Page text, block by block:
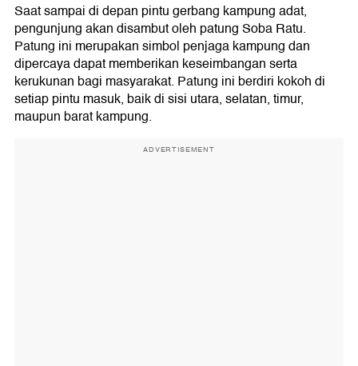
Saat sampai di depan pintu gerbang kampung adat,
pengunjung akan disambut oleh patung Soba Ratu.
Patung ini merupakan simbol penjaga kampung dan
dipercaya dapat memberikan keseimbangan serta
kerukunan bagi masyarakat. Patung ini berdiri kokoh di
setiap pintu masuk, baik di sisi utara, selatan, timur,
maupun barat kampung.
ADVERTISEMENT